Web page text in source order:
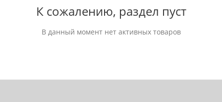
К сожалению, раздел пуст
В данный момент нет активных товаров